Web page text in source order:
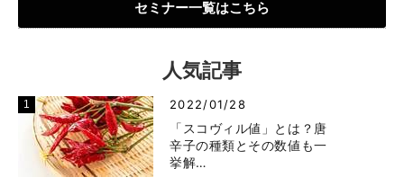
セミナー一覧はこちら
人気記事
2022/01/28
「スコヴィル値」とは？唐
辛子の種類とその数値も一
挙解…